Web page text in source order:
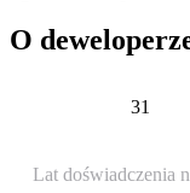
O
31
Lat doświadczenia